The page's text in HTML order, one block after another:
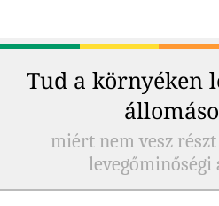
Tud a környéken
miért nem vesz
levegőminőségi